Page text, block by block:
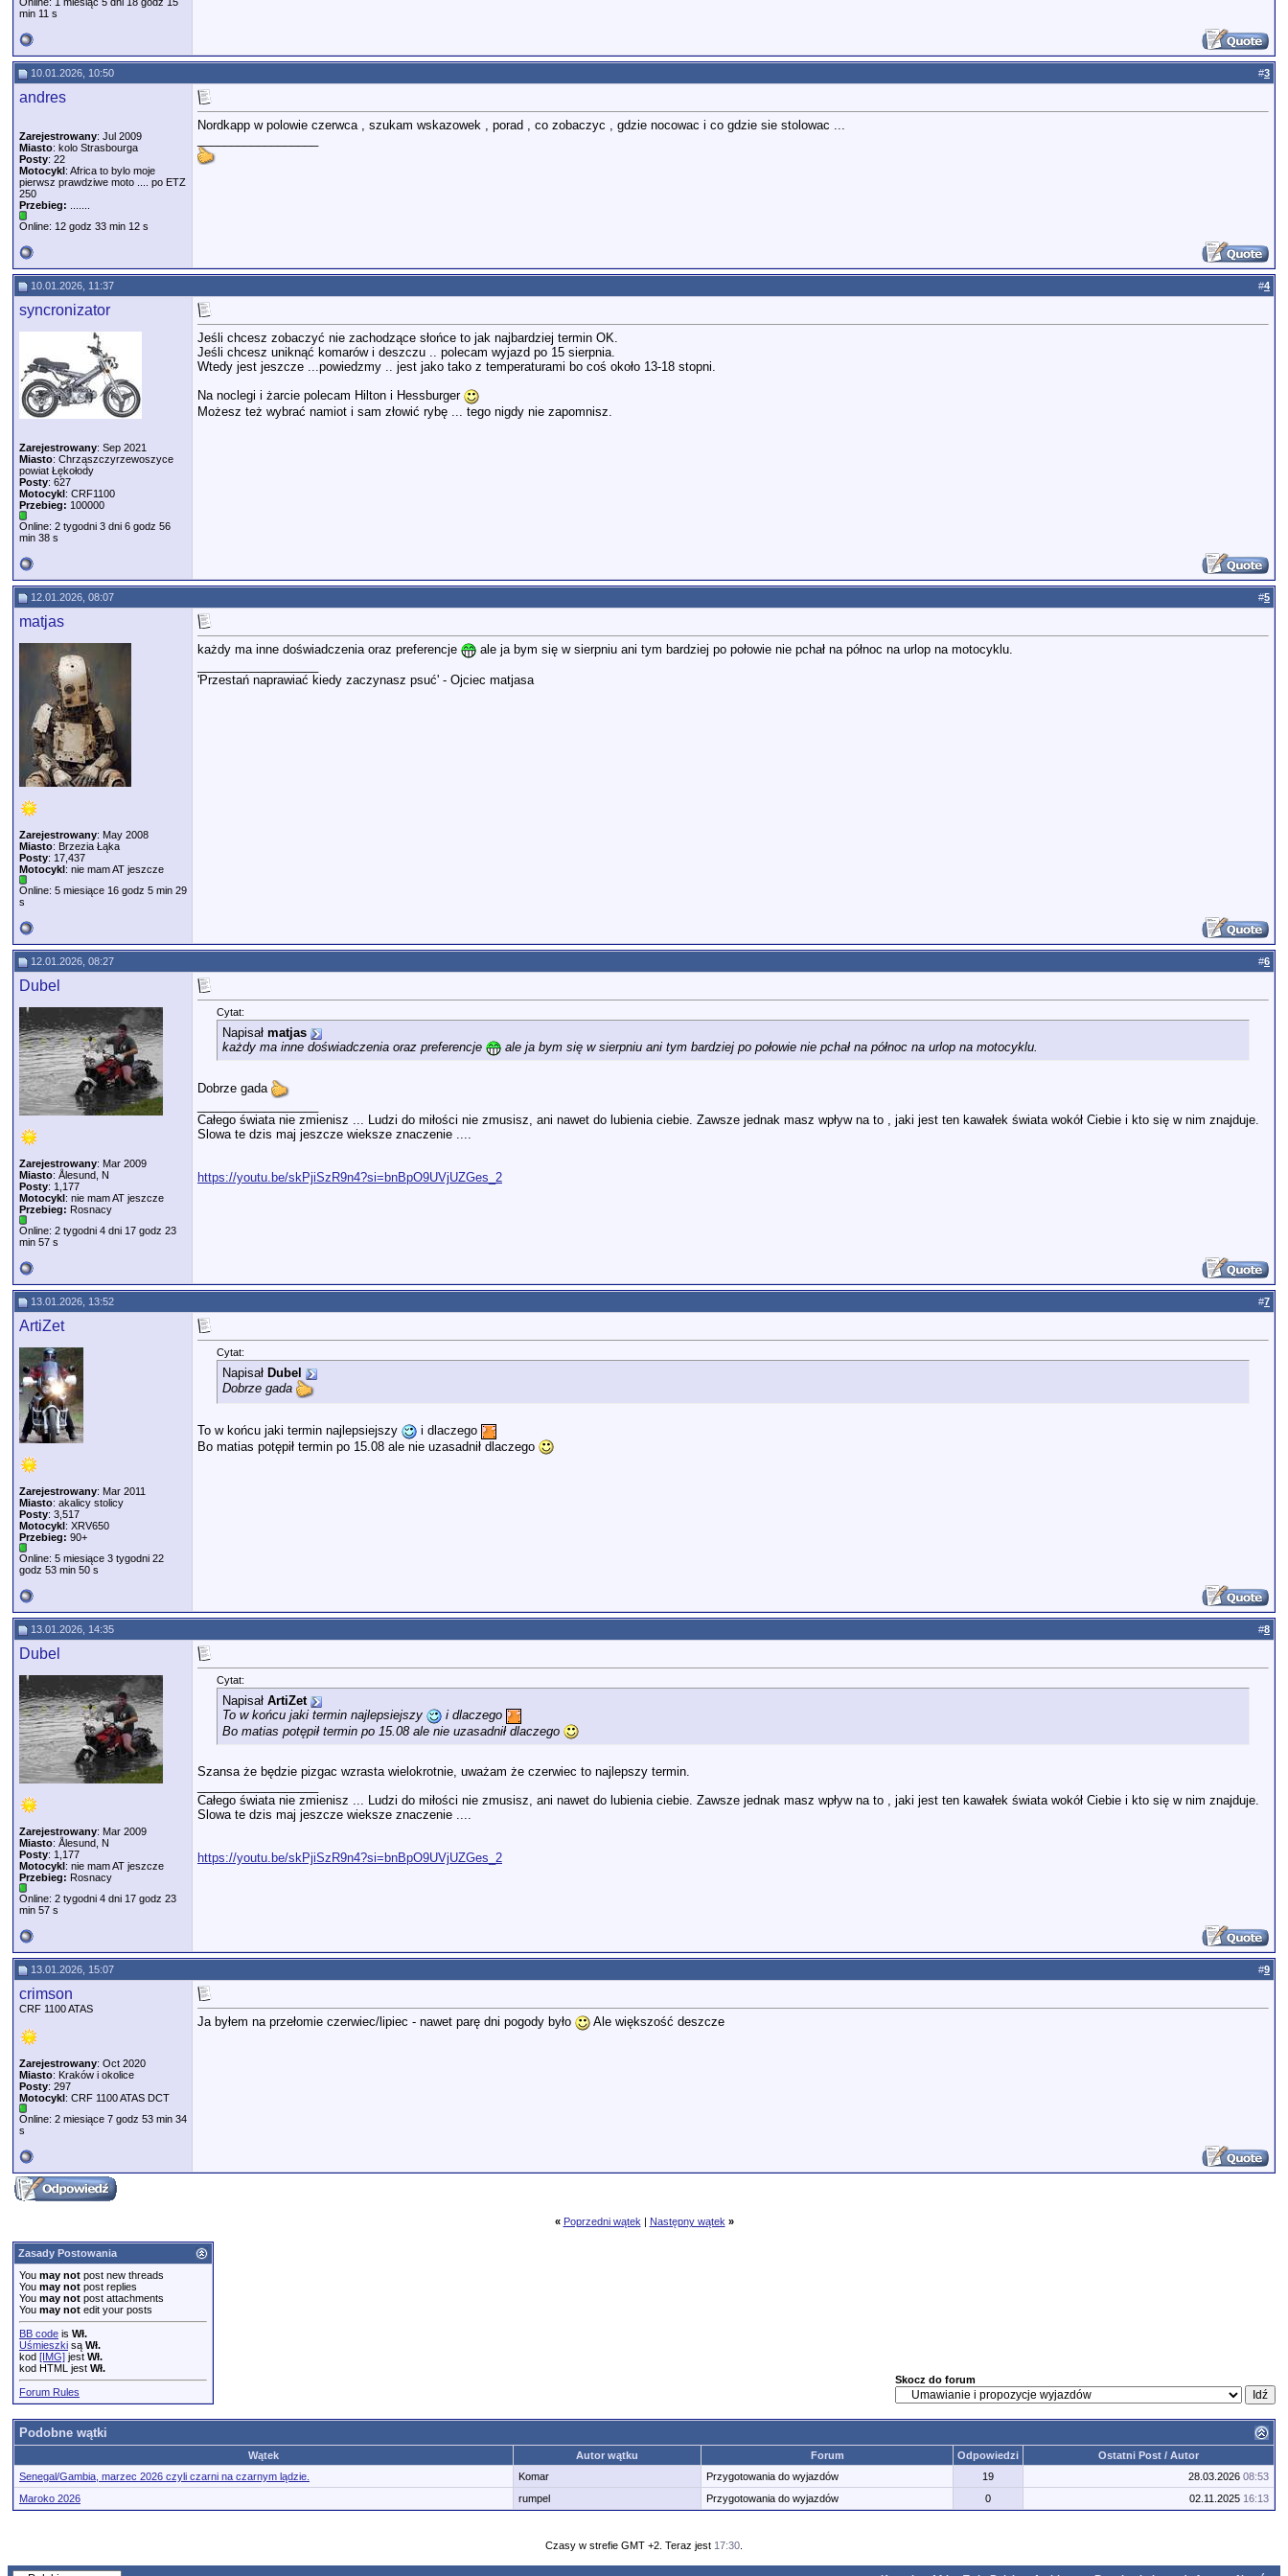
min 11 s
10.01.2026, 10:50 #3
andres
Zarejestrowany: Jul 2009
Miasto: kolo Strasbourga
Posty: 22
Motocykl: Africa to bylo moje
pierwsz prawdziwe moto .... po ETZ
250
Przebieg:
Online: 12 godz 33 min 12 s
Nordkapp w polowie czerwca , szukam wskazowek , porad , co zobaczyc , gdzie nocowac i co gdzie sie stolowac ...
10.01.2026, 11:37 #4
syncronizator
Zarejestrowany: Sep 2021
Miasto: Chrząszczyrzewoszyce
powiat Łękołody
Posty: 627
Motocykl: CRF1100
Przebieg: 100000
Online: 2 tygodni 3 dni 6 godz 56
min 38 s
Jeśli chcesz zobaczyć nie zachodzące słońce to jak najbardziej termin OK.
Jeśli chcesz uniknąć komarów i deszczu .. polecam wyjazd po 15 sierpnia.
Wtedy jest jeszcze ...powiedzmy .. jest jako tako z temperaturami bo coś około 13-18 stopni.
Na noclegi i żarcie polecam Hilton i Hessburger
Możesz też wybrać namiot i sam złowić rybę ... tego nigdy nie zapomnisz.
12.01.2026, 08:07 #5
matjas
Zarejestrowany: May 2008
Miasto: Brzezia Łąka
Posty: 17,437
Motocykl: nie mam AT jeszcze
Online: 5 miesiące 16 godz 5 min 29
s
każdy ma inne doświadczenia oraz preferencje
ale ja bym się w sierpniu ani tym bardziej po połowie nie pchał na północ na urlop na motocyklu.
'Przestań naprawiać kiedy zaczynasz psuć' - Ojciec matjasa
12.01.2026, 08:27 #6
Dubel
Zarejestrowany: Mar 2009
Miasto: Ålesund, N
Posty: 1,177
Motocykl: nie mam AT jeszcze
Przebieg: Rosnacy
Online: 2 tygodni 4 dni 17 godz 23
min 57 s
Cytat:
Napisał matjas
każdy ma inne doświadczenia oraz preferencje
ale ja bym się w sierpniu ani tym bardziej po połowie nie pchał na północ na urlop na motocyklu.
Dobrze gada
Całego świata nie zmienisz ... Ludzi do miłości nie zmusisz, ani nawet do lubienia ciebie. Zawsze jednak masz wpływ na to , jaki jest ten kawałek świata wokół Ciebie i kto się w nim znajduje.
Slowa te dzis maj jeszcze wieksze znaczenie ....
https://youtu.be/skPjiSzR9n4?si=bnBpO9UVjUZGes_2
13.01.2026, 13:52 #7
ArtiZet
Zarejestrowany: Mar 2011
Miasto: akalicy stolicy
Posty: 3,517
Motocykl: XRV650
Przebieg: 90+
Online: 5 miesiące 3 tygodni 22
godz 53 min 50 s
Cytat:
Napisał Dubel
Dobrze gada
To w końcu jaki termin najlepsiejszy
i dlaczego
Bo matias potępił termin po 15.08 ale nie uzasadnił dlaczego
13.01.2026, 14:35 #8
Dubel
Zarejestrowany: Mar 2009
Miasto: Ålesund, N
Posty: 1,177
Motocykl: nie mam AT jeszcze
Przebieg: Rosnacy
Online: 2 tygodni 4 dni 17 godz 23
min 57 s
Cytat:
Napisał ArtiZet
To w końcu jaki termin najlepsiejszy
i dlaczego
Bo matias potępił termin po 15.08 ale nie uzasadnił dlaczego
Szansa że będzie pizgac wzrasta wielokrotnie, uważam że czerwiec to najlepszy termin.
Całego świata nie zmienisz ... Ludzi do miłości nie zmusisz, ani nawet do lubienia ciebie. Zawsze jednak masz wpływ na to , jaki jest ten kawałek świata wokół Ciebie i kto się w nim znajduje.
Slowa te dzis maj jeszcze wieksze znaczenie ....
https://youtu.be/skPjiSzR9n4?si=bnBpO9UVjUZGes_2
13.01.2026, 15:07 #9
crimson
CRF 1100 ATAS
Zarejestrowany: Oct 2020
Miasto: Kraków i okolice
Posty: 297
Motocykl: CRF 1100 ATAS DCT
Online: 2 miesiące 7 godz 53 min 34
s
Ja byłem na przełomie czerwiec/lipiec - nawet parę dni pogody było Ale większość deszcze
« Poprzedni wątek | Następny wątek »
Zasady Postowania
You may not post new threads
You may not post replies
You may not post attachments
You may not edit your posts
BB code is Wł.
Uśmieszki są Wł.
kod [IMG] jest Wł.
kod HTML jest Wł.
Forum Rules
Skocz do forum
Podobne wątki
Wątek Autor wątku Forum Odpowiedzi
Ostatni Post / Autor
Senegal/Gambia, marzec 2026 czyli czarni na czarnym lądzie.
Komar Przygotowania do wyjazdów 19 28.03.2026 08:53
Maroko 2026
rumpel Przygotowania do wyjazdów 0 02.11.2025 16:13
Czasy w strefie GMT +2. Teraz jest 17:30